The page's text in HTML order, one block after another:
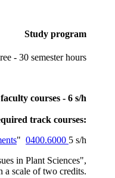
Study program
- 30 semester hours
courses - 6 s/h
track courses:
" 0400.6000 5 s/h
in Plant Sciences",
a scale of two credits.